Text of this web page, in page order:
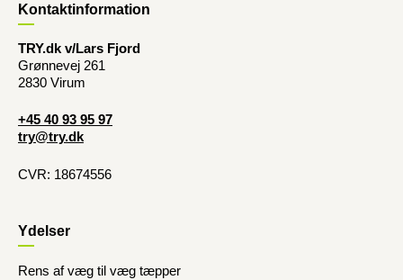
Kontaktinformation
TRY.dk v/Lars Fjord
Grønnevej 261
2830 Virum
+45 40 93 95 97
try@try.dk
CVR: 18674556
Ydelser
Rens af væg til væg tæpper